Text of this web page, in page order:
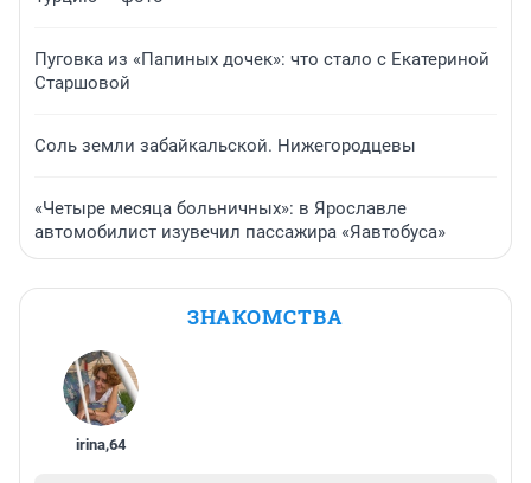
Пуговка из «Папиных дочек»: что стало с Екатериной
Старшовой
Соль земли забайкальской. Нижегородцевы
«Четыре месяца больничных»: в Ярославле
автомобилист изувечил пассажира «Яавтобуса»
ЗНАКОМСТВА
irina,64